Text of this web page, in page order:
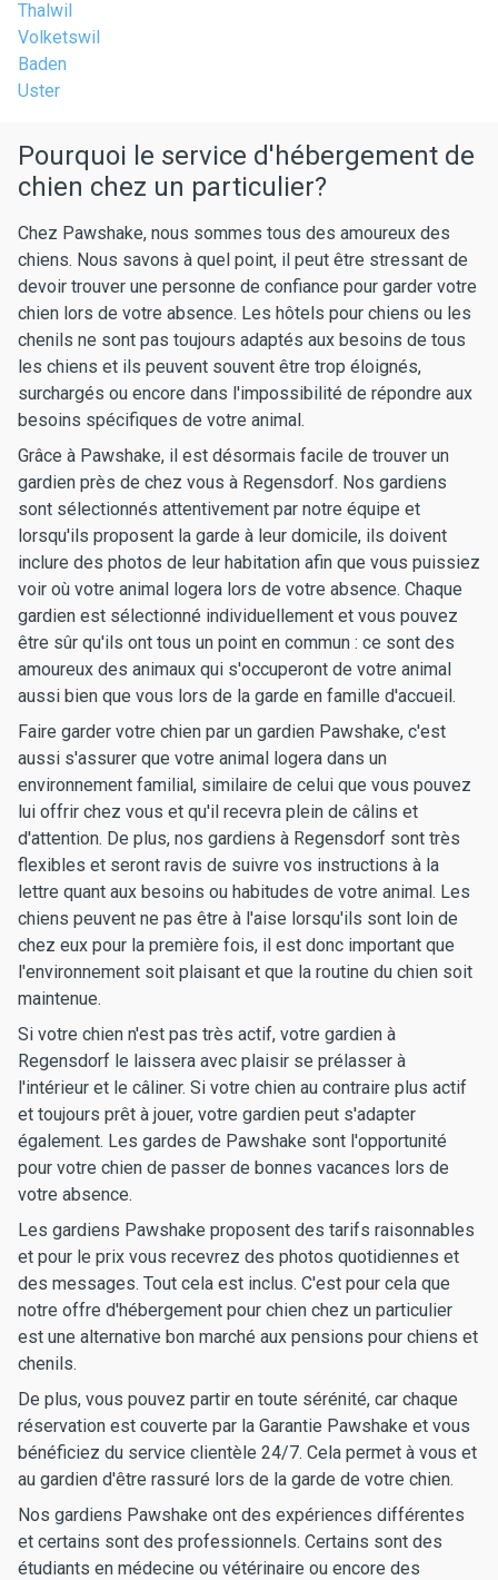
Thalwil
Volketswil
Baden
Uster
Pourquoi le service d'hébergement de
chien chez un particulier?
Chez Pawshake, nous sommes tous des amoureux des
chiens. Nous savons à quel point, il peut être stressant de
devoir trouver une personne de confiance pour garder votre
chien lors de votre absence. Les hôtels pour chiens ou les
chenils ne sont pas toujours adaptés aux besoins de tous
les chiens et ils peuvent souvent être trop éloignés,
surchargés ou encore dans l'impossibilité de répondre aux
besoins spécifiques de votre animal.
Grâce à Pawshake, il est désormais facile de trouver un
gardien près de chez vous à Regensdorf. Nos gardiens
sont sélectionnés attentivement par notre équipe et
lorsqu'ils proposent la garde à leur domicile, ils doivent
inclure des photos de leur habitation afin que vous puissiez
voir où votre animal logera lors de votre absence. Chaque
gardien est sélectionné individuellement et vous pouvez
être sûr qu'ils ont tous un point en commun : ce sont des
amoureux des animaux qui s'occuperont de votre animal
aussi bien que vous lors de la garde en famille d'accueil.
Faire garder votre chien par un gardien Pawshake, c'est
aussi s'assurer que votre animal logera dans un
environnement familial, similaire de celui que vous pouvez
lui offrir chez vous et qu'il recevra plein de câlins et
d'attention. De plus, nos gardiens à Regensdorf sont très
flexibles et seront ravis de suivre vos instructions à la
lettre quant aux besoins ou habitudes de votre animal. Les
chiens peuvent ne pas être à l'aise lorsqu'ils sont loin de
chez eux pour la première fois, il est donc important que
l'environnement soit plaisant et que la routine du chien soit
maintenue.
Si votre chien n'est pas très actif, votre gardien à
Regensdorf le laissera avec plaisir se prélasser à
l'intérieur et le câliner. Si votre chien au contraire plus actif
et toujours prêt à jouer, votre gardien peut s'adapter
également. Les gardes de Pawshake sont l'opportunité
pour votre chien de passer de bonnes vacances lors de
votre absence.
Les gardiens Pawshake proposent des tarifs raisonnables
et pour le prix vous recevrez des photos quotidiennes et
des messages. Tout cela est inclus. C'est pour cela que
notre offre d'hébergement pour chien chez un particulier
est une alternative bon marché aux pensions pour chiens et
chenils.
De plus, vous pouvez partir en toute sérénité, car chaque
réservation est couverte par la Garantie Pawshake et vous
bénéficiez du service clientèle 24/7. Cela permet à vous et
au gardien d'être rassuré lors de la garde de votre chien.
Nos gardiens Pawshake ont des expériences différentes
et certains sont des professionnels. Certains sont des
étudiants en médecine ou vétérinaire ou encore des